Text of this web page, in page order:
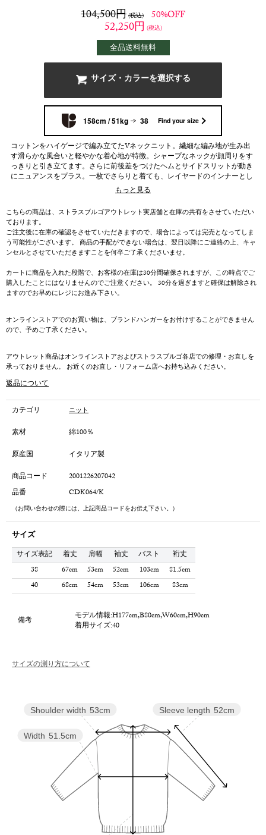
104,500円(税込) 50%OFF
52,250円 (税込)
全品送料無料
サイズ・カラーを選択する
158cm / 51kg 38 Find your size
コットンをハイゲージで編み立てたVネックニット。繊細な編み地が生み出
す滑らかな風合いと軽やかな着心地が特徴。シャープなネックが顔周りをす
っきりと引き立てます。さらに前後差をつけたヘムとサイドスリットが動き
にニュアンスをプラス。一枚でさらりと着ても、レイヤードのインナーとし
もっと見る
こちらの商品は、ストラスブルゴアウトレット実店舗と在庫の共有をさせていただい
ております。
ご注文後に在庫の確認をさせていただきますので、場合によっては完売となってしま
う可能性がございます。 商品の手配ができない場合は、翌日以降にご連絡の上、キャ
ンセルとさせていただきますことを何卒ご了承くださいませ。
カートに商品を入れた段階で、お客様の在庫は30分間確保されますが、この時点でご
購入したことにはなりませんのでご注意ください。 30分を過ぎますと確保は解除され
ますのでお早めにレジにお進み下さい。
オンラインストアでのお買い物は、ブランドハンガーをお付けすることができません
ので、予めご了承ください。
アウトレット商品はオンラインストアおよびストラスブルゴ各店での修理・お直しを
承っておりません。 お近くのお直し・リフォーム店へお持ち込みください。
返品について
カテゴリ ニット
素材
綿100％
原産国
イタリア製
商品コード
2001226207042
品番
CDK064/K
（お問い合わせの際には、上記商品コードをお伝え下さい。）
サイズ
サイズ表記 着丈 肩幅 袖丈 バスト
裄丈
38
67cm 53cm 52cm 103cm
81.5cm
40
68cm 54cm 53cm 106cm 83cm
備考
モデル情報:H177cm,B80cm,W60cm,H90cm
着用サイズ:40
サイズの測り方について
Sleeve length 52cm
Width 51.5cm
Shoulder width 53cm